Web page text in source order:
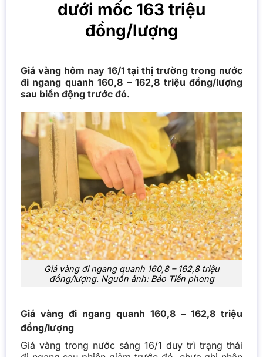
dưới mốc 163 triệu
đồng/lượng
Giá vàng hôm nay 16/1 tại thị trường trong nước
đi ngang quanh 160,8 – 162,8 triệu đồng/lượng
sau biến động trước đó.
Giá vàng đi ngang quanh 160,8 – 162,8 triệu
đồng/lượng. Nguồn ảnh: Báo Tiền phong
Giá vàng đi ngang quanh 160,8 – 162,8 triệu
đồng/lượng
Giá vàng trong nước sáng 16/1 duy trì trạng thái